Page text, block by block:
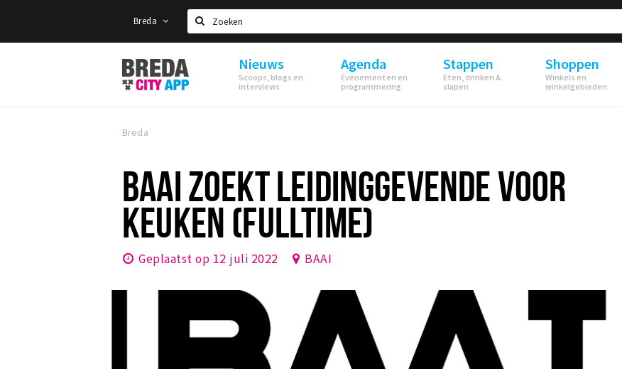
Breda
Zoeken
Stappen
&
Shoppen
Nieuws
Scoops, blogs en
interviews
Agenda
Evenementen en
programmering
Stappen
Eten, drinken &
slapen
Shoppen
Winkels en
winkelgebieden
Breda
BAAI ZOEKT LEIDINGGEVENDE VOOR
KEUKEN (FULLTIME)
Geplaatst op 12 juli 2022 BAAI